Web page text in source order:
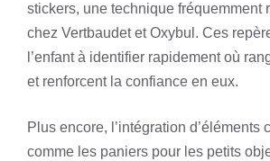
stickers, une technique fréquemment
chez Vertbaudet et Oxybul. Ces
l’enfant à identifier rapidement où
et renforcent la confiance en eux.
Plus encore, l’intégration d’éléments
comme les paniers pour les petits